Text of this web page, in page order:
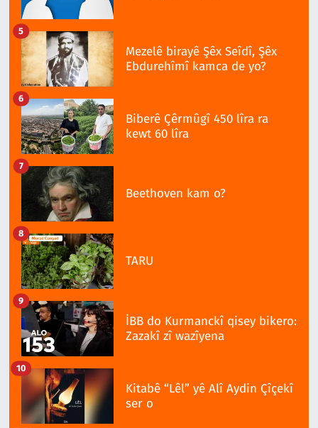
Mezelê birayê Şêx Seîdî, Şêx
Ebdurehîmî kamca de yo?
5
Biberê Çêrmûgî 450 lîra ra
kewt 60 lîra
6
Beethoven kam o?
7
TARU
8
İBB do Kurmanckî qisey bikero:
Zazakî zî wazîyena
9
Kitabê “Lêl” yê Alî Aydin Çîçekî
ser o
10